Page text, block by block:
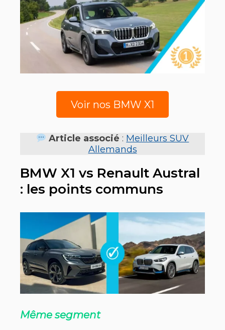
Voir nos BMW X1
Article associé : Meilleurs SUV
Allemands
BMW X1 vs Renault Austral
: les points communs
Même segment